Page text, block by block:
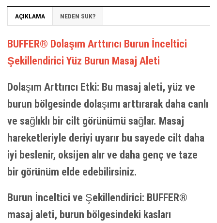
AÇIKLAMA NEDEN SUK?
BUFFER® Dolaşım Arttırıcı Burun İnceltici
Şekillendirici Yüz Burun Masaj Aleti
Dolaşım Arttırıcı Etki: Bu masaj aleti, yüz ve
burun bölgesinde dolaşımı arttırarak daha canlı
ve sağlıklı bir cilt görünümü sağlar. Masaj
hareketleriyle deriyi uyarır bu sayede cilt daha
iyi beslenir, oksijen alır ve daha genç ve taze
bir görünüm elde edebilirsiniz.
Burun İnceltici ve Şekillendirici: BUFFER®
masaj aleti, burun bölgesindeki kasları